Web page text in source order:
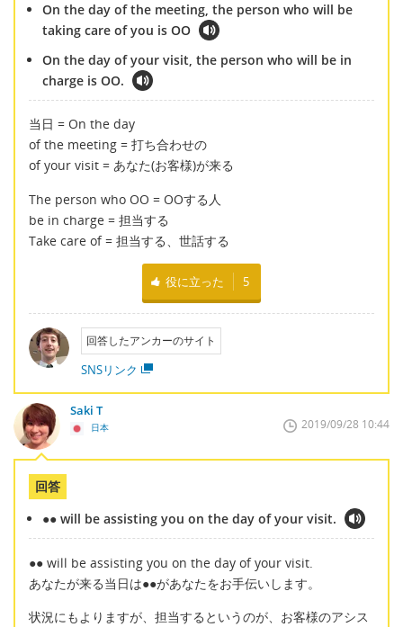
On the day of the meeting, the person who will be
taking care of you is OO
On the day of your visit, the person who will be in
charge is OO.
当日 = On the day
of the meeting = 打ち合わせの
of your visit = あなた(お客様)が来る
The person who OO = OOする人
be in charge = 担当する
Take care of = 担当する、世話する
役に立った 5
回答したアンカーのサイト
SNSリンク
Saki T
日本 2019/09/28 10:44
回答
●● will be assisting you on the day of your visit.
●● will be assisting you on the day of your visit.
あなたが来る当日は●●があなたをお手伝いします。
状況にもよりますが、担当するというのが、お客様のアシス